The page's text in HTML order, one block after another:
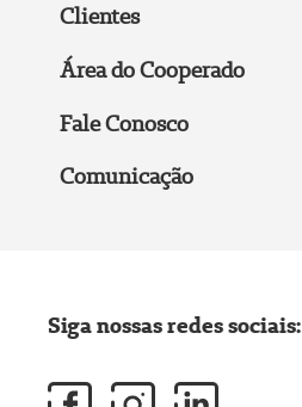
Clientes
Área do Cooperado
Fale Conosco
Comunicação
Siga nossas redes sociais: